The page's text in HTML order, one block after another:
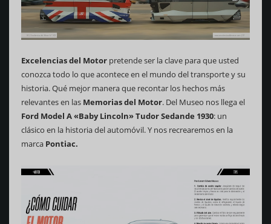
Excelencias del Motor pretende ser la clave para que usted
conozca todo lo que acontece en el mundo del transporte y su
historia. Qué mejor manera que recontar los hechos más
relevantes en las Memorias del Motor. Del Museo nos llega el
Ford Model A «Baby Lincoln» Tudor Sedande 1930: un
clásico en la historia del automóvil. Y nos recrearemos en la
marca Pontiac.